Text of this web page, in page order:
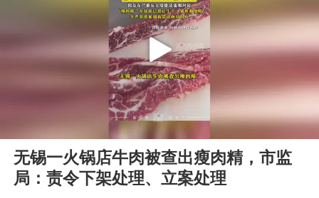
00:26
Play
无锡一火锅店牛肉被查出瘦肉精，市监
局：责令下架处理、立案处理